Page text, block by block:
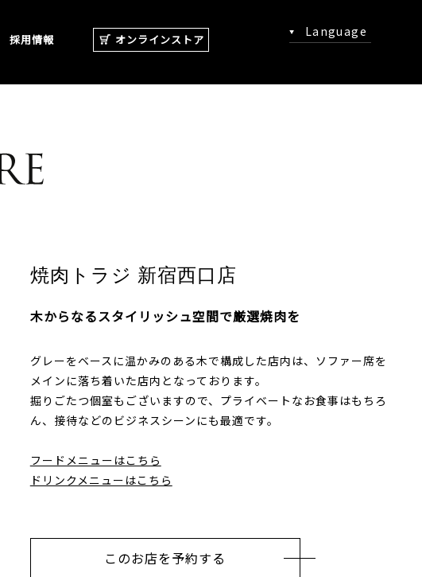
採用情報 オンラインストア
Language
焼肉トラジ 新宿西口店
木からなるスタイリッシュ空間で厳選焼肉を
グレーをベースに温かみのある木で構成した店内は、ソファー席を
メインに落ち着いた店内となっております。
掘りごたつ個室もございますので、プライベートなお食事はもちろ
ん、接待などのビジネスシーンにも最適です。
フードメニューはこちら
ドリンクメニューはこちら
このお店を予約する